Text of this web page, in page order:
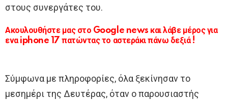
στους συνεργάτες του.
Ακουλουθήστε μας στο Google news και λάβε μέρος για
ενα iphone 17 πατώντας το αστεράκι πάνω δεξιά !
Σύμφωνα με πληροφορίες, όλα ξεκίνησαν το
μεσημέρι της Δευτέρας, όταν ο παρουσιαστής